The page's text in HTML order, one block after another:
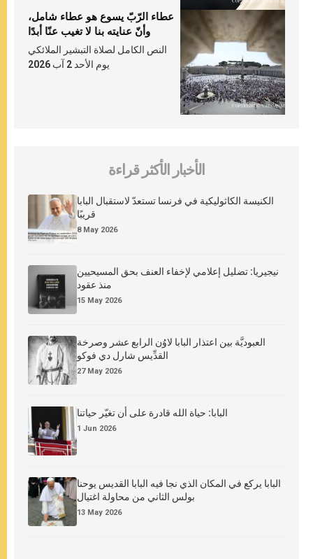
عطاء الرّبّ يسوع هو عطاء شامل،
وأنّ عنايته بنا لا تغيب عنّا أبدًا
النص الكامل لصلاة التبشير الملائكي
يوم الأحد 2 آب 2026
الأخبار الأكثر قراءة
الكنيسة الكاثوليكية في فرنسا تستعدّ لاستقبال البابا
قريبًا
8 May 2026
نيجيريا: تضليل إعلامي لإخفاء العنف بحق المسيحيين
منذ عقود
15 May 2026
العبوديَّة بين اعتذار البابا لاوُن الرابع عشر وصرخة
القدِّيس شارل دي فوكو
27 May 2026
البابا: حياة الله قادرة على أن تغيّر حياتنا
1 Jun 2026
البابا يركع في المكان الذي نجا فيه البابا القديس يوحنا
بولس الثاني من محاولة اغتيال
13 May 2026